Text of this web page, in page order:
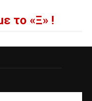
το «Ξ» !